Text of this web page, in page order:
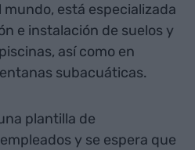
está especializada
e instalación de suelos y
así como en
subacuáticas.
plantilla de
y se espera que